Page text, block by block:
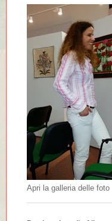
Apri la galleria delle foto